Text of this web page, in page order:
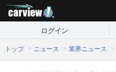
ログイン
トップ ニュース 業界ニュース